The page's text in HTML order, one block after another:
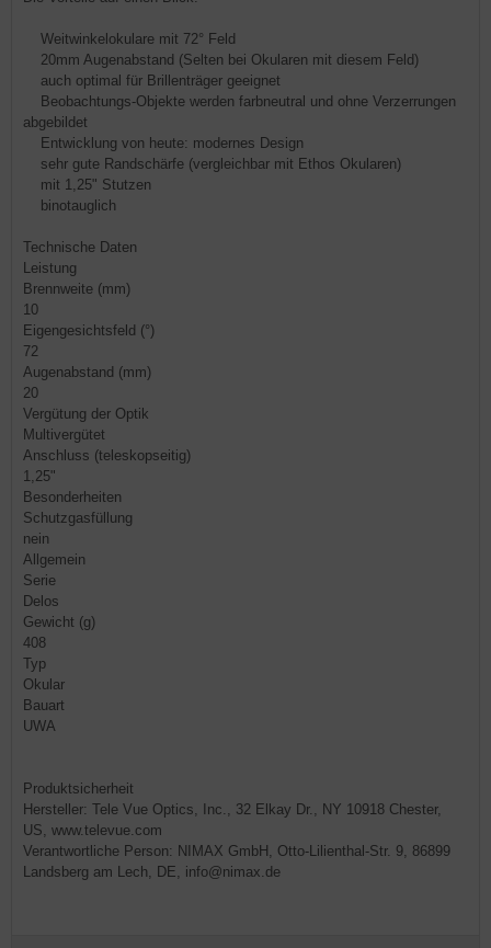
Weitwinkelokulare mit 72° Feld
20mm Augenabstand (Selten bei Okularen mit diesem Feld)
auch optimal für Brillenträger geeignet
Beobachtungs-Objekte werden farbneutral und ohne Verzerrungen
abgebildet
Entwicklung von heute: modernes Design
sehr gute Randschärfe (vergleichbar mit Ethos Okularen)
mit 1,25" Stutzen
binotauglich
Technische Daten
Leistung
Brennweite (mm)
10
Eigengesichtsfeld (°)
72
Augenabstand (mm)
20
Vergütung der Optik
Multivergütet
Anschluss (teleskopseitig)
1,25"
Besonderheiten
Schutzgasfüllung
nein
Allgemein
Serie
Delos
Gewicht (g)
408
Typ
Okular
Bauart
UWA
Produktsicherheit
Hersteller: Tele Vue Optics, Inc., 32 Elkay Dr., NY 10918 Chester,
US, www.televue.com
Verantwortliche Person: NIMAX GmbH, Otto-Lilienthal-Str. 9, 86899
Landsberg am Lech, DE, info@nimax.de